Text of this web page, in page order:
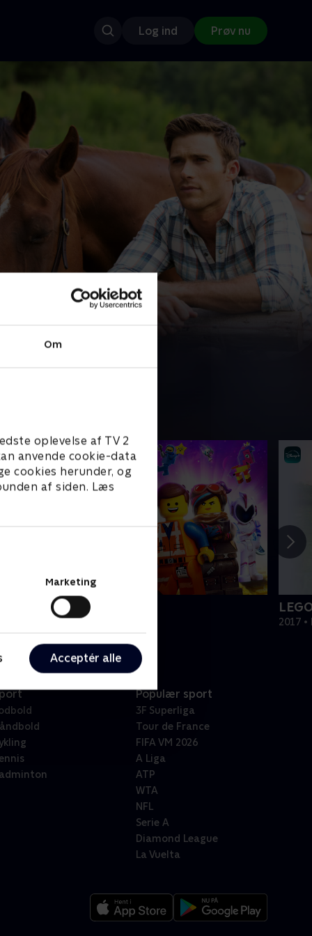
Om
oplevelse af TV 2
anvende cookie-data
cookies herunder, og
af siden. Læs
Marketing
Acceptér alle
Log ind Prøv nu
LEGO filmen 2
• Film • 1 t. 47 min 2017
Populær sport
3F Superliga
Tour de France
FIFA VM 2026
A Liga
ATP
WTA
NFL
Serie A
Diamond League
La Vuelta